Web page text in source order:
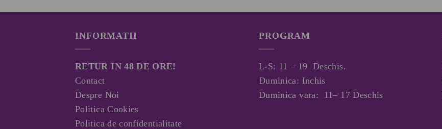
INFORMATII
RETUR IN 48 DE ORE!
Contact
Despre Noi
Politica Cookies
Politica de confidentialitate
PROGRAM
L-S: 11 – 19 Deschis.
Duminica: Inchis
Duminica vara: 11– 17 Deschis